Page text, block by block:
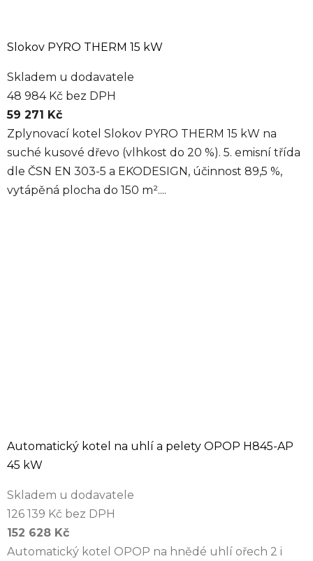
Slokov PYRO THERM 15 kW
Skladem u dodavatele
48 984 Kč bez DPH
59 271 Kč
Zplynovací kotel Slokov PYRO THERM 15 kW na
suché kusové dřevo (vlhkost do 20 %). 5. emisní třída
dle ČSN EN 303-5 a EKODESIGN, účinnost 89,5 %,
vytápěná plocha do 150 m²....
Automatický kotel na uhlí a pelety OPOP H845-AP
45 kW
Skladem u dodavatele
126 139 Kč bez DPH
152 628 Kč
Automatický kotel OPOP na hnědé uhlí ořech 2 i